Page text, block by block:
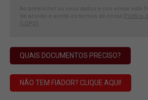
Ao preencher os seus dados e nos enviar este
de acordo e aceita os termos da nossa Política
(LGPD)
QUAIS DOCUMENTOS PRECISO?
NÃO TEM FIADOR? CLIQUE AQUI!